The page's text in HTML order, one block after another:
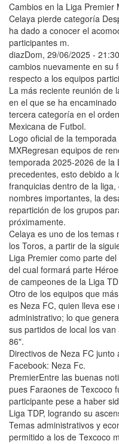
Cambios en la Liga Premier
Celaya pierde categoría
ha dado a conocer el
participantes m.
diazDom, 29/06/2025 -
cambios nuevamente en su
respecto a los equipos
La más reciente reunión de
en el que se ha
tercera categoría en el
Mexicana de Futbol.
Logo oficial de la
MXRegresan equipos de
temporada 2025-2026 de la
precedentes, esto debido a
franquicias dentro de la
nombres importantes, la
repartición de los grupos
próximamente.
Celaya es uno de los temas
los Toros, a partir de la
Liga Premier como parte
del cual formará parte
de campeones de la Liga
Otro de los equipos que
es Neza FC, quien lleva
administrativo; lo que
sus partidos de local los
86".
Directivos de Neza FC
Facebook: Neza Fc.
PremierEntre las buenas
pues Faraones de Texcoco
participante pese a haber
Liga TDP, logrando su
Temas administrativos y
permitido a los de Texcoco